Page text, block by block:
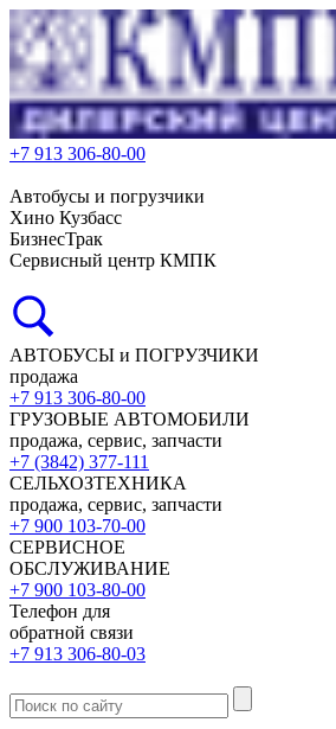
+7 913 306-80-00
Автобусы и погрузчики
Хино Кузбасс
БизнесТрак
Сервисный центр КМПК
АВТОБУСЫ и ПОГРУЗЧИКИ
продажа
+7 913 306-80-00
ГРУЗОВЫЕ АВТОМОБИЛИ
продажа, сервис, запчасти
+7 (3842) 377-111
СЕЛЬХОЗТЕХНИКА
продажа, сервис, запчасти
+7 900 103-70-00
СЕРВИСНОЕ
ОБСЛУЖИВАНИЕ
+7 900 103-80-00
Телефон для
обратной связи
+7 913 306-80-03